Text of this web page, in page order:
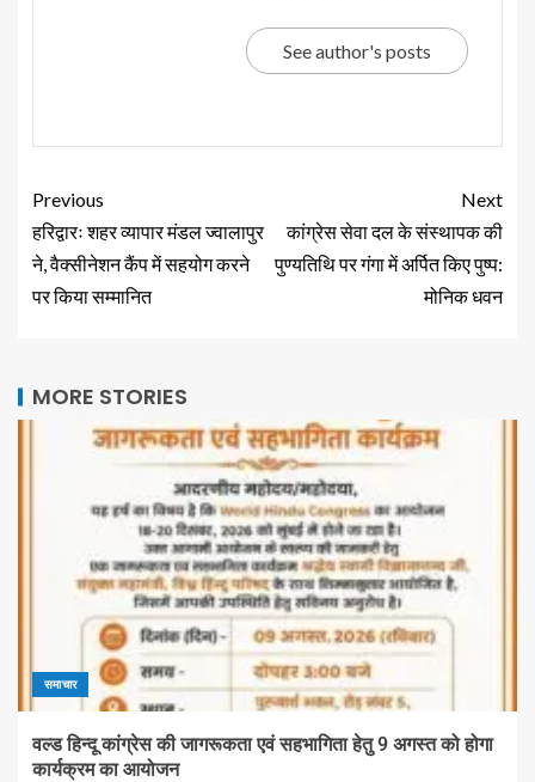
See author's posts
Previous
हरिद्वारः शहर व्यापार मंडल ज्वालापुर
ने, वैक्सीनेशन कैंप में सहयोग करने
पर किया सम्मानित
Next
कांग्रेस सेवा दल के संस्थापक की
पुण्यतिथि पर गंगा में अर्पित किए पुष्प:
मोनिक धवन
MORE STORIES
समाचार
वल्ड हिन्दू कांग्रेस की जागरूकता एवं सहभागिता हेतु 9 अगस्त को होगा
कार्यक्रम का आयोजन